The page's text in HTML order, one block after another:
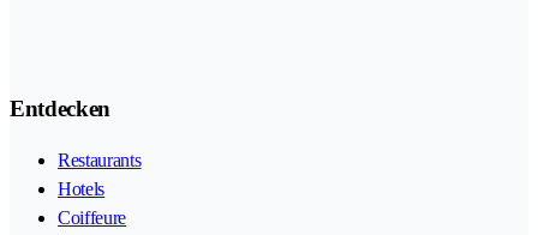
Entdecken
Restaurants
Hotels
Coiffeure